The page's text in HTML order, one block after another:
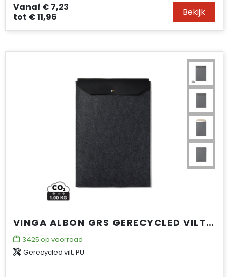
Vanaf € 7,23
tot € 11,96 Bekijk
VINGA ALBON GRS GERECYCLED VILT 17" LAPTOPHOES
3425 op voorraad
Gerecycled vilt, PU